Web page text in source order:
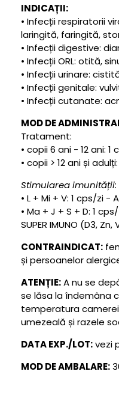
INDICAȚII:
• Infecții respiratorii
laringită, faringită,
• Infecții digestive:
• Infecții ORL: otită,
• Infecții urinare:
• Infecții genitale:
• Infecții cutanate:
MOD DE
Tratament:
• copii 6 ani - 12 ani: 1
• copii > 12 ani și
Stimularea imunității:
• L + Mi + V: 1 cps/zi -
• Ma + J + S + D: 1
SUPER IMUNO (D3, Zn,
CONTRAINDICAT:
și persoanelor
ATENȚIE:A nu se
se lăsa la îndemâna
temperatura camerei
umezeală și razele
DATA EXP./LOT:vezi
MOD DE AMBALARE: